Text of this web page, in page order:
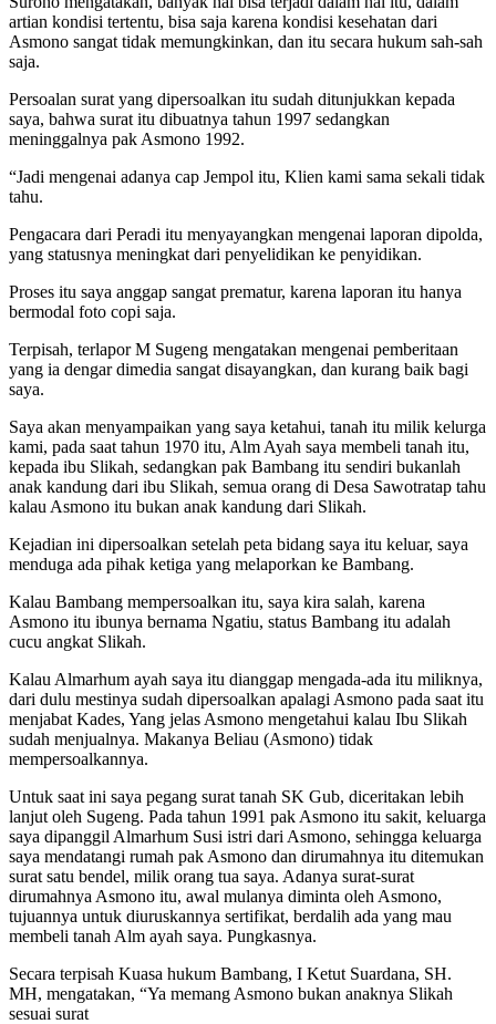
artian kondisi tertentu, bisa saja karena kondisi kesehatan dari
Asmono sangat tidak memungkinkan, dan itu secara hukum sah-sah
saja.
Persoalan surat yang dipersoalkan itu sudah ditunjukkan kepada
saya, bahwa surat itu dibuatnya tahun 1997 sedangkan
meninggalnya pak Asmono 1992.
“Jadi mengenai adanya cap Jempol itu, Klien kami sama sekali tidak
tahu.
Pengacara dari Peradi itu menyayangkan mengenai laporan dipolda,
yang statusnya meningkat dari penyelidikan ke penyidikan.
Proses itu saya anggap sangat prematur, karena laporan itu hanya
bermodal foto copi saja.
Terpisah, terlapor M Sugeng mengatakan mengenai pemberitaan
yang ia dengar dimedia sangat disayangkan, dan kurang baik bagi
saya.
Saya akan menyampaikan yang saya ketahui, tanah itu milik kelurga
kami, pada saat tahun 1970 itu, Alm Ayah saya membeli tanah itu,
kepada ibu Slikah, sedangkan pak Bambang itu sendiri bukanlah
anak kandung dari ibu Slikah, semua orang di Desa Sawotratap tahu
kalau Asmono itu bukan anak kandung dari Slikah.
Kejadian ini dipersoalkan setelah peta bidang saya itu keluar, saya
menduga ada pihak ketiga yang melaporkan ke Bambang.
Kalau Bambang mempersoalkan itu, saya kira salah, karena
Asmono itu ibunya bernama Ngatiu, status Bambang itu adalah
cucu angkat Slikah.
Kalau Almarhum ayah saya itu dianggap mengada-ada itu miliknya,
dari dulu mestinya sudah dipersoalkan apalagi Asmono pada saat itu
menjabat Kades, Yang jelas Asmono mengetahui kalau Ibu Slikah
sudah menjualnya. Makanya Beliau (Asmono) tidak
mempersoalkannya.
Untuk saat ini saya pegang surat tanah SK Gub, diceritakan lebih
lanjut oleh Sugeng. Pada tahun 1991 pak Asmono itu sakit, keluarga
saya dipanggil Almarhum Susi istri dari Asmono, sehingga keluarga
saya mendatangi rumah pak Asmono dan dirumahnya itu ditemukan
surat satu bendel, milik orang tua saya. Adanya surat-surat
dirumahnya Asmono itu, awal mulanya diminta oleh Asmono,
tujuannya untuk diuruskannya sertifikat, berdalih ada yang mau
membeli tanah Alm ayah saya. Pungkasnya.
Secara terpisah Kuasa hukum Bambang, I Ketut Suardana, SH.
MH, mengatakan, “Ya memang Asmono bukan anaknya Slikah
sesuai surat